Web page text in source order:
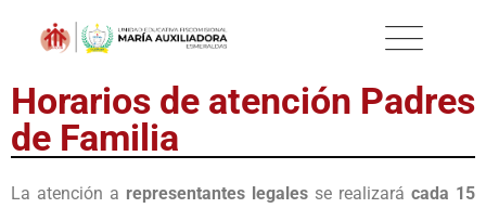
Horarios de atención Padres
de Familia
La atención a representantes legales se realizará cada 15